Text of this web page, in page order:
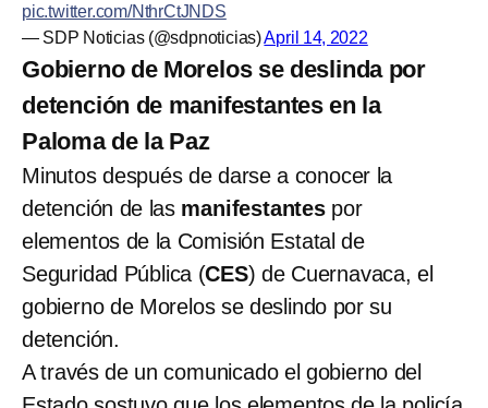
pic.twitter.com/NthrCtJNDS
— SDP Noticias (@sdpnoticias)April 14, 2022
Gobierno de Morelos se deslinda por
detención de manifestantes en la
Paloma de la Paz
Minutos después de darse a conocer la
detención de las manifestantes por
elementos de la Comisión Estatal de
Seguridad Pública (CES) de Cuernavaca, el
gobierno de Morelos se deslindo por su
detención.
A través de un comunicado el gobierno del